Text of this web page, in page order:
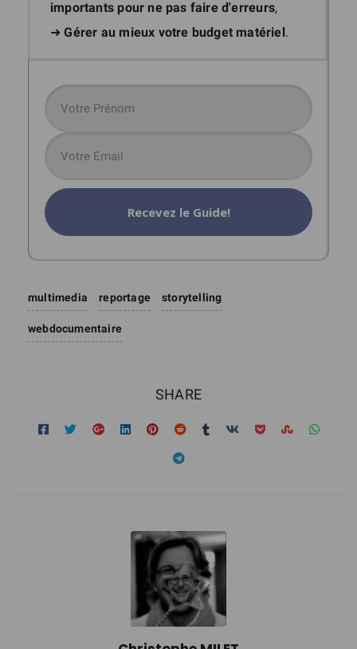
importants pour ne pas faire d'erreurs,
➜Gérer au mieux votre budget matériel .
Recevez le Guide!
multimedia reportage storytelling
webdocumentaire
SHARE